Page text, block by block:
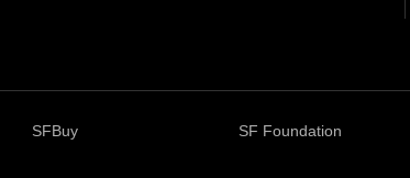
SFBuy SF Foundation